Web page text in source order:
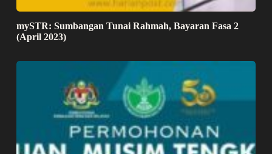
mySTR: Sumbangan Tunai Rahmah, Bayaran Fasa 2
(April 2023)